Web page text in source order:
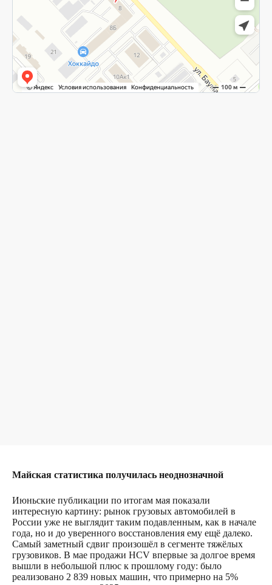
Майская статистика получилась неоднозначной
Июньские публикации по итогам мая показали
интересную картину: рынок грузовых автомобилей в
России уже не выглядит таким подавленным, как в начале
года, но и до уверенного восстановления ему ещё далеко.
Самый заметный сдвиг произошёл в сегменте тяжёлых
грузовиков. В мае продажи HCV впервые за долгое время
вышли в небольшой плюс к прошлому году: было
реализовано 2 839 новых машин, что примерно на 5%